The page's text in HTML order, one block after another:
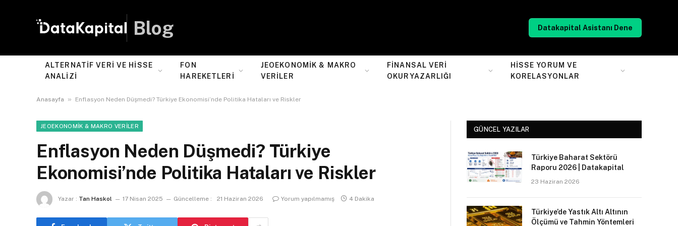
Blog Datakapital Asistanı Dene
ALTERNATIF VERI VE HISSE
ANALIZI
FON
HAREKETLERI
JEOEKONOMIK & MAKRO
VERILER
FINANSAL VERI
OKURYAZARLIĞI
HISSE YORUM VE
KORELASYONLAR
Anasayfa » Enflasyon Neden Düşmedi? Türkiye Ekonomisi’nde Politika Hataları ve Riskler
JEOEKONOMIK & MAKRO VERILER
Enflasyon Neden Düşmedi? Türkiye
Ekonomisi’nde Politika Hataları ve Riskler
Yazar : Tan Haskol 17 Nisan 2025 Güncelleme : 21 Haziran 2026 Yorum yapılmamış 4 Dakika
GÜNCEL YAZILAR
Türkiye Baharat Sektörü
Raporu 2026 | Datakapital
23 Haziran 2026
Türkiye’de Yastık Altı Altının
Ölçümü ve Tahmin Yöntemleri